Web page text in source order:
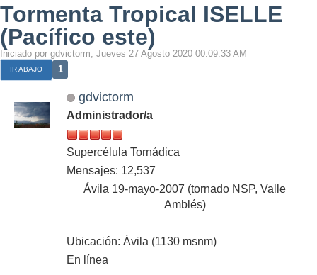
Tormenta Tropical ISELLE
(Pacífico este)
Iniciado por gdvictorm, Jueves 27 Agosto 2020 00:09:33 AM
IR ABAJO 1
gdvictorm
Administrador/a
Supercélula Tornádica
Mensajes: 12,537
Ávila 19-mayo-2007 (tornado NSP, Valle
Amblés)
Ubicación: Ávila (1130 msnm)
En línea